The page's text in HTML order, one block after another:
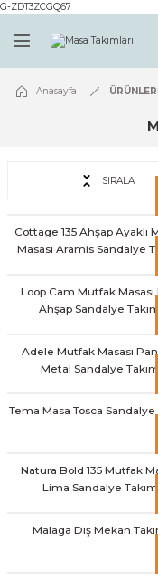
G-ZDT3ZCGQ67
Anasayfa
SIRALA
Cottage 135 Ahşap Ayaklı
Masası Aramis Sandalye
Loop Cam Mutfak Masası
Ahşap Sandalye Takımı
Adele Mutfak Masası
Metal Sandalye Takımı
Tema Masa Tosca Sandalye
Natura Bold 135 Mutfak
Lima Sandalye Takımı
Malaga Dış Mekan